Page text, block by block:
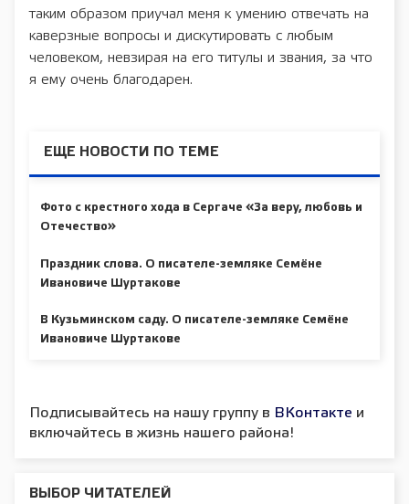
таким образом приучал меня к умению отвечать на
каверзные вопросы и дискутировать с любым
человеком, невзирая на его титулы и звания, за что
я ему очень благодарен.
ЕЩЕ НОВОСТИ ПО ТЕМЕ
Фото с крестного хода в Сергаче «За веру, любовь и
Отечество»
Праздник слова. О писателе-земляке Семёне
Ивановиче Шуртакове
В Кузьминском саду. О писателе-земляке Семёне
Ивановиче Шуртакове
Подписывайтесь на нашу группу в ВКонтакте и
включайтесь в жизнь нашего района!
ВЫБОР ЧИТАТЕЛЕЙ